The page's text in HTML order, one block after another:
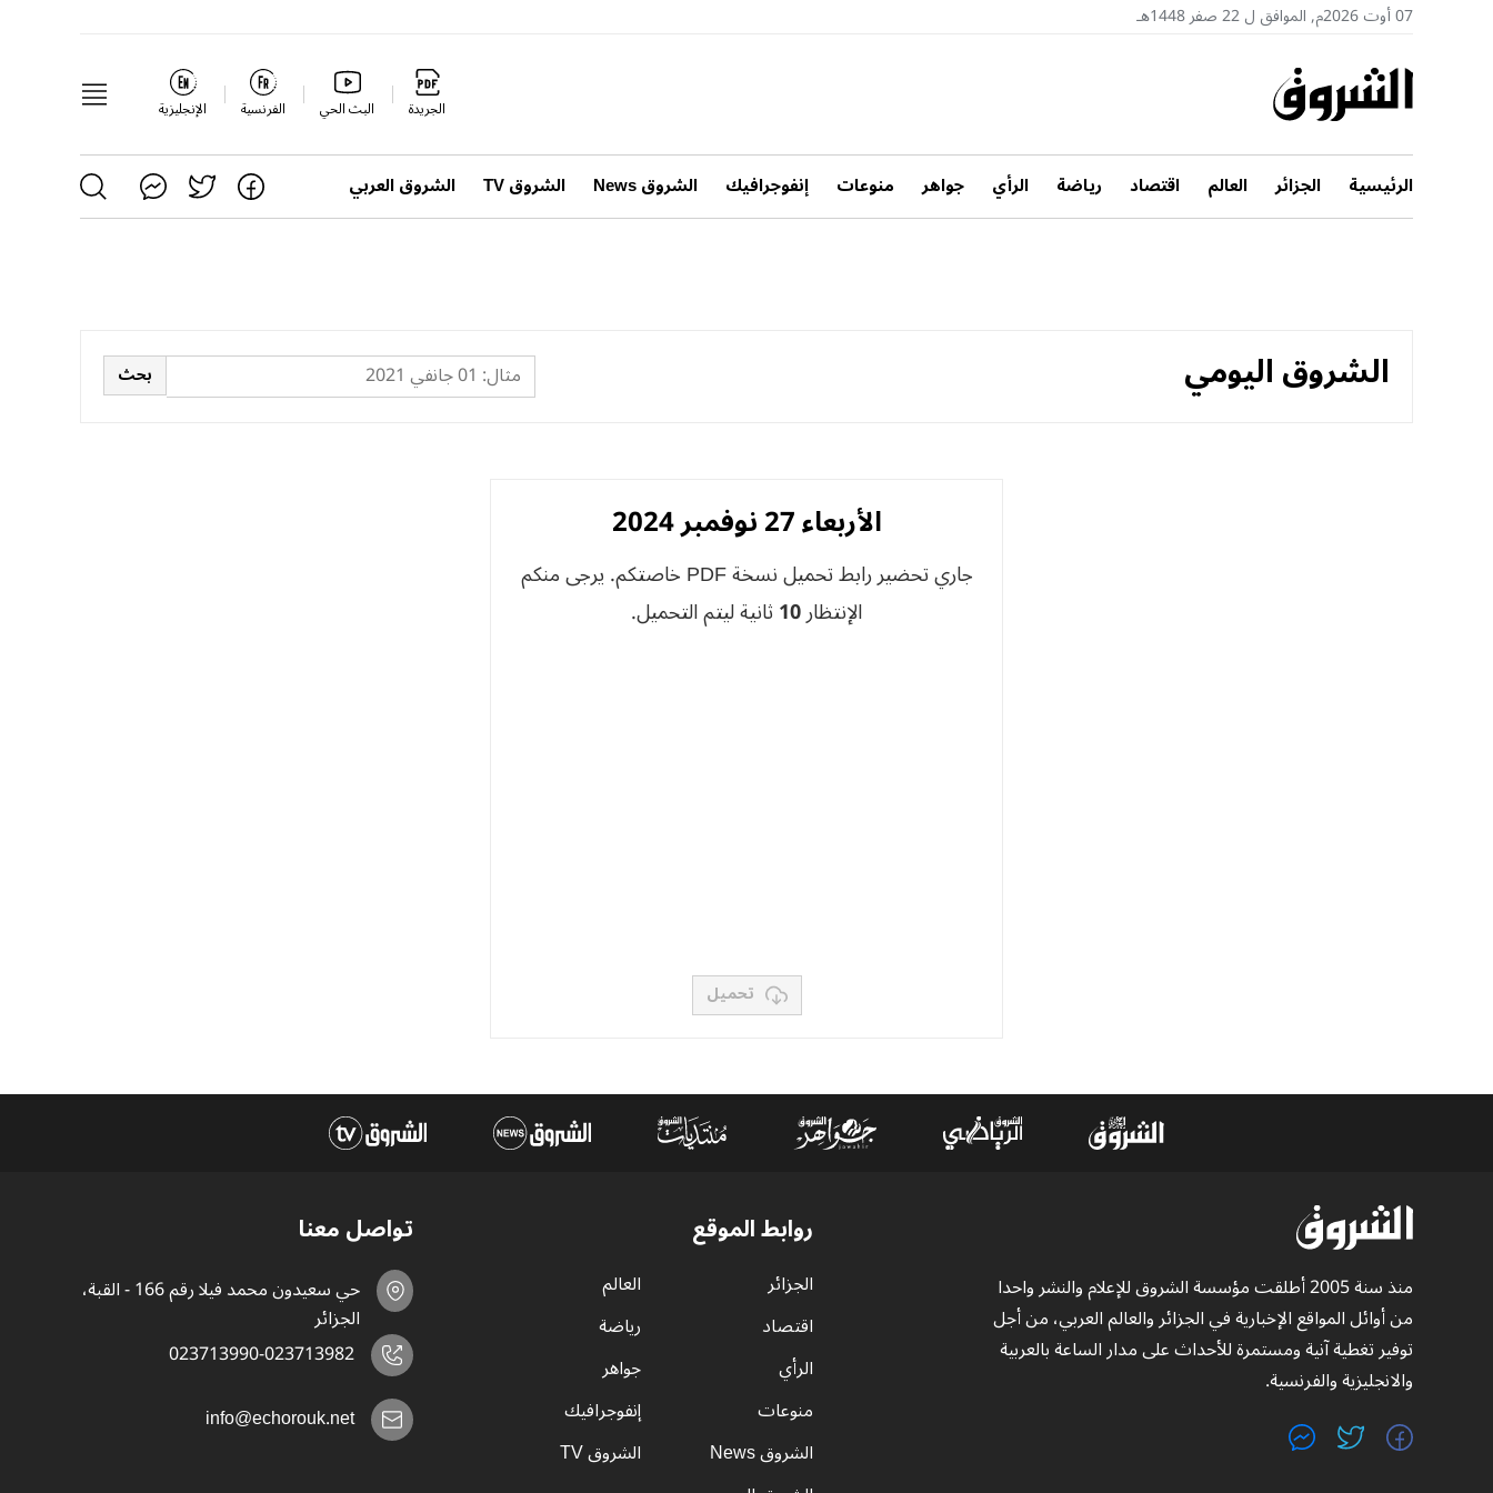
07 أوت 2026م, الموافق ل 22 صفر 1448هـ
الجريدة البث الحي الفرنسية الإنجليزية
الرئيسية الجزائر العالم اقتصاد رياضة الرأي جواهر منوعات إنفوجرافيك الشروق News الشروق TV الشروق العربي
الشروق اليومي
الأربعاء 27 نوفمبر 2024
جاري تحضير رابط تحميل نسخة PDF خاصتكم. يرجى منكم
الإنتظار10ثانية ليتم التحميل.
تحميل
منذ سنة 2005 أطلقت مؤسسة الشروق للإعلام والنشر واحدا
من أوائل المواقع الإخبارية في الجزائر والعالم العربي، من أجل
توفير تغطية آنية ومستمرة للأحداث على مدار الساعة بالعربية
والانجليزية والفرنسية.
روابط الموقع
الجزائر
العالم
اقتصاد
رياضة
الرأي
جواهر
منوعات
إنفوجرافيك
الشروق News
الشروق TV
تواصل معنا
حي سعيدون محمد فيلا رقم 166 - القبة،
الجزائر
023713990-023713982
info@echorouk.net